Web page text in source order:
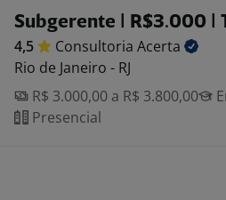
Subgerente | R$3.000 |
4,5 Consultoria Acerta
Rio de Janeiro - RJ
R$ 3.000,00 a R$ 3.800,00
Presencial